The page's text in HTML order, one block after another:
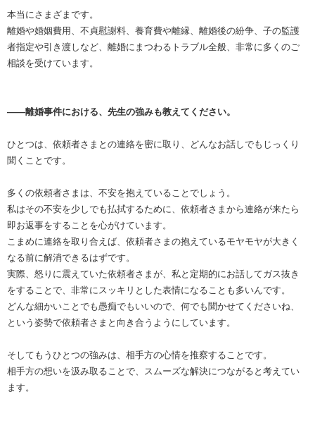
本当にさまざまです。
離婚や婚姻費用、不貞慰謝料、養育費や離縁、離婚後の紛争、子の監護
者指定や引き渡しなど、離婚にまつわるトラブル全般、非常に多くのご
相談を受けています。
――離婚事件における、先生の強みも教えてください。
ひとつは、依頼者さまとの連絡を密に取り、どんなお話しでもじっくり
聞くことです。
多くの依頼者さまは、不安を抱えていることでしょう。
私はその不安を少しでも払拭するために、依頼者さまから連絡が来たら
即お返事をすることを心がけています。
こまめに連絡を取り合えば、依頼者さまの抱えているモヤモヤが大きく
なる前に解消できるはずです。
実際、怒りに震えていた依頼者さまが、私と定期的にお話してガス抜き
をすることで、非常にスッキリとした表情になることも多いんです。
どんな細かいことでも愚痴でもいいので、何でも聞かせてくださいね、
という姿勢で依頼者さまと向き合うようにしています。
そしてもうひとつの強みは、相手方の心情を推察することです。
相手方の想いを汲み取ることで、スムーズな解決につながると考えてい
ます。